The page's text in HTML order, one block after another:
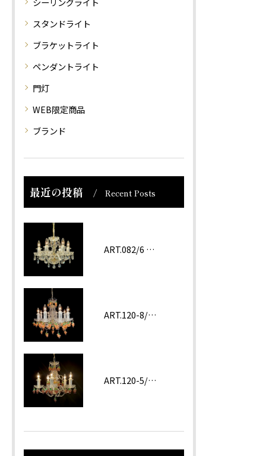
スタンドライト
ブラケットライト
ペンダントライト
門灯
WEB限定商品
ブランド
最近の投稿 Recent Posts
ART.082/6 prc
ART.120-8/62 ROSA
ART.120-5/62 Amethyst